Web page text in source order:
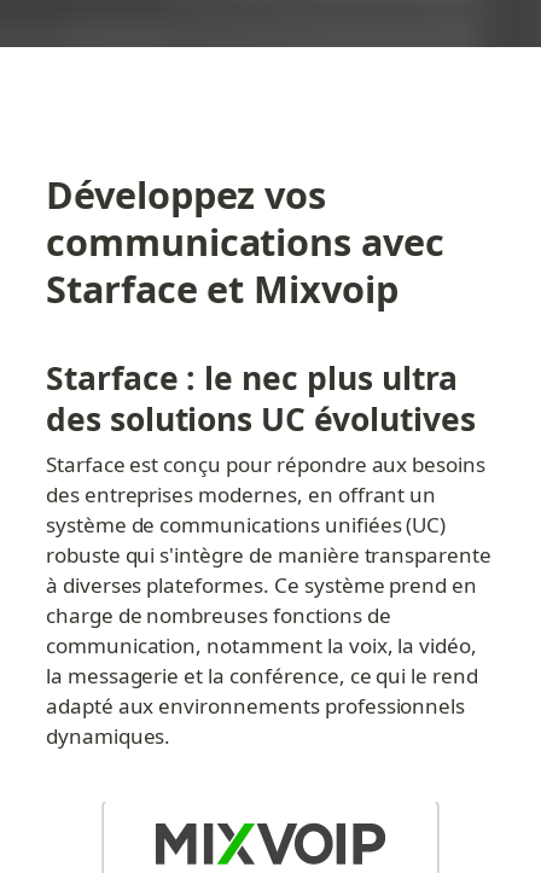
Développez vos
communications avec
Starface et Mixvoip
Starface : le nec plus ultra
des solutions UC évolutives
Starface est conçu pour répondre aux besoins
des entreprises modernes, en offrant un
système de communications unifiées (UC)
robuste qui s'intègre de manière transparente
à diverses plateformes. Ce système prend en
charge de nombreuses fonctions de
communication, notamment la voix, la vidéo,
la messagerie et la conférence, ce qui le rend
adapté aux environnements professionnels
dynamiques.